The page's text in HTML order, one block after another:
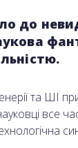
до
та ШІ
все